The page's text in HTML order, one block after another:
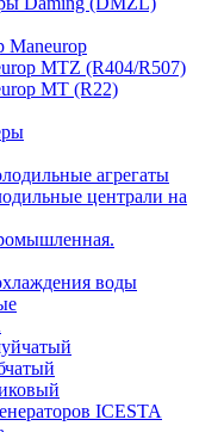
Maneurop
MTZ (R404/R507)
MT (R22)
агрегаты
централи на
воды
ICESTA